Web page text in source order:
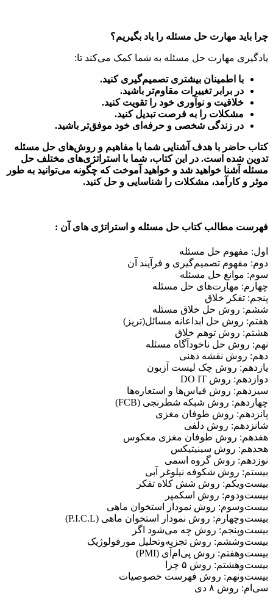
چرا باید مهارت حل مسئله را یاد بگیریم؟
یادگیری مهارت حل مسئله به شما کمک می‌کند تا:
با اطمینان بیشتری تصمیم‌گیری کنید.
در برابر تغییرات مقاوم‌تر باشید.
خلاقیت و نوآوری خود را تقویت کنید.
مشکلات را به فرصت تبدیل کنید.
در زندگی شخصی و حرفه‌ای خود موفق‌تر باشید.
کتاب حاضر با هدف آشنایی شما با مفاهیم و روش‌های حل مسئله
تدوین شده است. در این کتاب، شما با استراتژی‌های مختلف حل
مسئله آشنا خواهید شد و خواهید آموخت که چگونه می‌توانید به طور
موثر و کارآمد، مشکلات را شناسایی و حل کنید.
فهرست مطالب کتاب حل مسئله و استراتژی های آن :
اول: مفهوم حل مسئله
دوم: مفهوم تصمیم‌گیری و فرآیند آن
سوم: موانع حل مسئله
چهارم: مهارت‌های حل مسئله
پنجم: تفکر خلاق
ششم: روش حل خلاق مسئله
هفتم: روش حل ابداعانه مسائل(تریز)
هشتم: روش توهم خلاق
نهم: روش حل ناخودآگاه مسئله
دهم: روش نقشه ذهنی
یازدهم: روش چک لیست آزبون
دوازدهم: روش DO IT
سیزدهم: روش قیاس‌ها و استعاره‌ها
چهاردهم: روش شبکه شطرنجی (FCB)
پانزدهم: روش طوفان مغزی
شانزدهم: روش دلفی
هفدهم: روش طوفان مغزی معکوس
هجدهم: روش سینیتیکس
نوزدهم: روش گروه اسمی
بیستم: روش شکوفه نیلوغر آبی
بیست‌و‌یکم: روش شش کلاه تفکر
بیست‌و‌دوم: روش اسکمپر
بیست‌و‌سوم: روش نمودار استخوان ماهی
بیست‌و‌چهارم: روش نمودار استخوان ماهی (P.I.C.L)
بیست‌و‌پنجم: روش چه می‌شود اگر
بیست‌و‌ششم: روش تجزیه‌و‌تحلیل مورفولوژیک
بیست‌و‌هفتم: روش پی‌ام‌آی (PMI)
بیست‌و‌هشتم: روش ۵ چرا
بیست‌و‌نهم: روش فهرست خصوصیات
سی‌ام: روش ۸ دی